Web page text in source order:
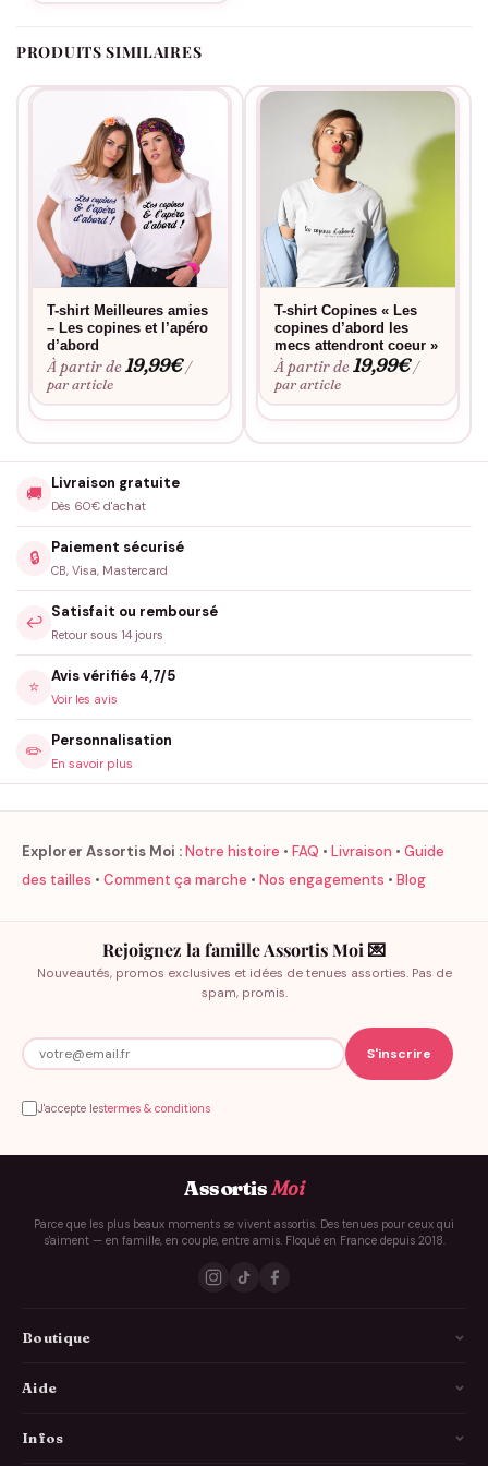
PRODUITS SIMILAIRES
T-shirt Meilleures amies
– Les copines et l’apéro
d’abord
À partir de19,99€ /
par article
T-shirt Copines « Les
copines d’abord les
mecs attendront coeur »
À partir de19,99€ /
par article
🚚
Livraison gratuite
Dès 60€ d'achat
🔒
Paiement sécurisé
CB, Visa, Mastercard
↩️
Satisfait ou remboursé
Retour sous 14 jours
⭐
Avis vérifiés 4,7/5
Voir les avis
✏️
Personnalisation
En savoir plus
Explorer Assortis Moi :Notre histoire • FAQ • Livraison • Guide
des tailles • Comment ça marche • Nos engagements • Blog
Rejoignez la famille Assortis Moi 💌
Nouveautés, promos exclusives et idées de tenues assorties. Pas de
spam, promis.
J'accepte lestermes & conditions
AssortisMoi
Parce que les plus beaux moments se vivent assortis. Des tenues pour ceux qui
s'aiment — en famille, en couple, entre amis. Floqué en France depuis 2018.
Boutique
Aide
Infos